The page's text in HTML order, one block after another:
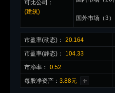
可比公司：
(建筑)
国外市场（3）
市盈率(动态)： 20.164
市盈率(静态)：
104.33
市净率：
0.52
每股净资产： 3.88元